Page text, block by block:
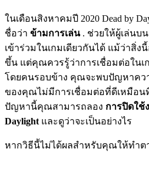
ในเดือนสิงหาคมปี 2020 Dead by
ชื่อว่า ข้ามการเล่น. ช่วยให้ผู้เล่นบ
เข้าร่วมในเกมเดียวกันได้ แม้ว่าสิ่ง
ขึ้น แต่คุณควรรู้ว่าการเชื่อมต่อใน
โดยคนรอบข้าง คุณจะพบปัญหาคว
ของคุณไม่มีการเชื่อมต่อที่ดีเหมือน
ปัญหานี้คุณสามารถลอง การปิดใช้
Daylight และดูว่าจะเป็นอย่างไร
หากวิธีนี้ไม่ได้ผลสำหรับคุณให้ทำต